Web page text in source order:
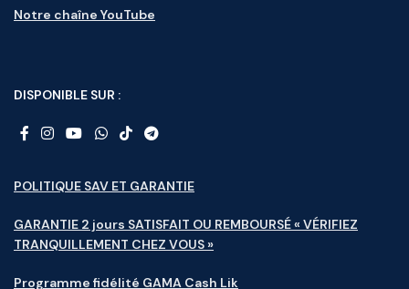
Notre chaîne YouTube
DISPONIBLE SUR :
POLITIQUE SAV ET GARANTIE
GARANTIE 2 jours SATISFAIT OU REMBOURSÉ « VÉRIFIEZ
TRANQUILLEMENT CHEZ VOUS »
Programme fidélité GAMA Cash Lik